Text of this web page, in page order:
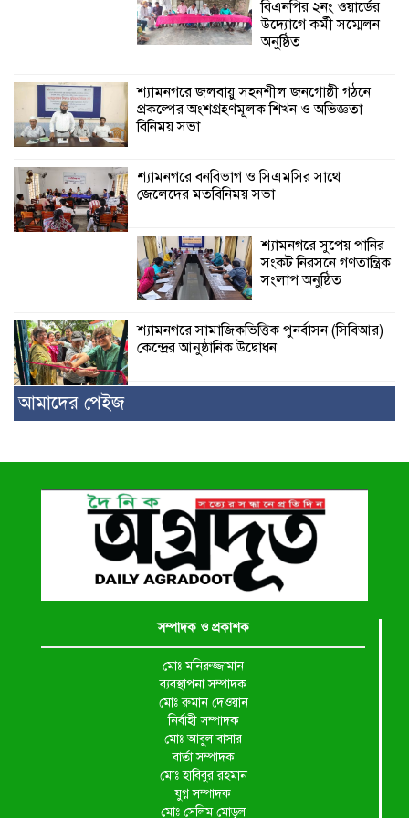
বিএনপির ২নং ওয়ার্ডের
উদ্যোগে কর্মী সম্মেলন
অনুষ্ঠিত
শ্যামনগরে জলবায়ু সহনশীল জনগোষ্ঠী গঠনে
প্রকল্পের অংশগ্রহণমূলক শিখন ও অভিজ্ঞতা
বিনিময় সভা
শ্যামনগরে বনবিভাগ ও সিএমসির সাথে
জেলেদের মতবিনিময় সভা
শ্যামনগরে সুপেয় পানির
সংকট নিরসনে গণতান্ত্রিক
সংলাপ অনুষ্ঠিত
শ্যামনগরে সামাজিকভিত্তিক পুনর্বাসন (সিবিআর)
কেন্দ্রের আনুষ্ঠানিক উদ্বোধন
আমাদের পেইজ
সম্পাদক ও প্রকাশক
মোঃ মনিরুজ্জামান
ব্যবস্থাপনা সম্পাদক
মোঃ রুমান দেওয়ান
নির্বাহী সম্পাদক
মোঃ আবুল বাসার
বার্তা সম্পাদক
মোঃ হাবিবুর রহমান
যুগ্ন সম্পাদক
মোঃ সেলিম মোড়ল